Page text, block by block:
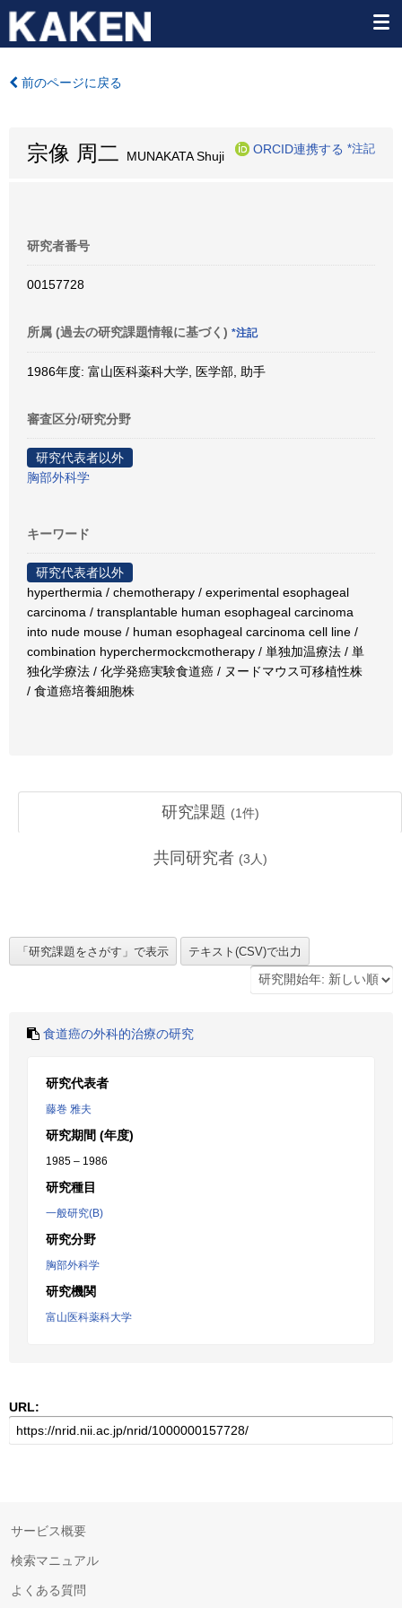
前のページに戻る
宗像 周二 MUNAKATA Shuji
ORCID連携する *注記
研究者番号
00157728
所属 (過去の研究課題情報に基づく) *注記
1986年度: 富山医科薬科大学, 医学部, 助手
審査区分/研究分野
研究代表者以外
胸部外科学
キーワード
研究代表者以外
hyperthermia / chemotherapy / experimental esophageal
carcinoma / transplantable human esophageal carcinoma
into nude mouse / human esophageal carcinoma cell line /
combination hyperchermockcmotherapy / 単独加温療法 / 単
独化学療法 / 化学発癌実験食道癌 / ヌードマウス可移植性株
/ 食道癌培養細胞株
研究課題 (1件)
共同研究者 (3 人)
食道癌の外科的治療の研究
研究代表者
藤巻 雅夫
研究期間 (年度)
1985 – 1986
研究種目
一般研究(B)
研究分野
胸部外科学
研究機関
富山医科薬科大学
URL:
サービス概要
検索マニュアル
よくある質問